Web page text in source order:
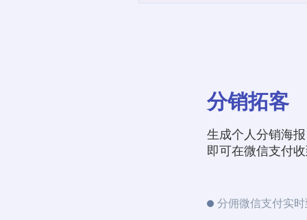
分销拓客
生成个人分销海
即可在微信支付
分佣微信支付实